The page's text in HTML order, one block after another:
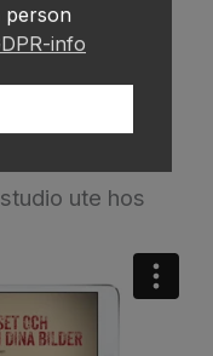
talare …
ute hos
person
info